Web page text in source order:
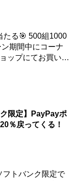
たる🎯 500組1000
ップにてお買い上
ク限定】PayPayポ
％戻ってくる！